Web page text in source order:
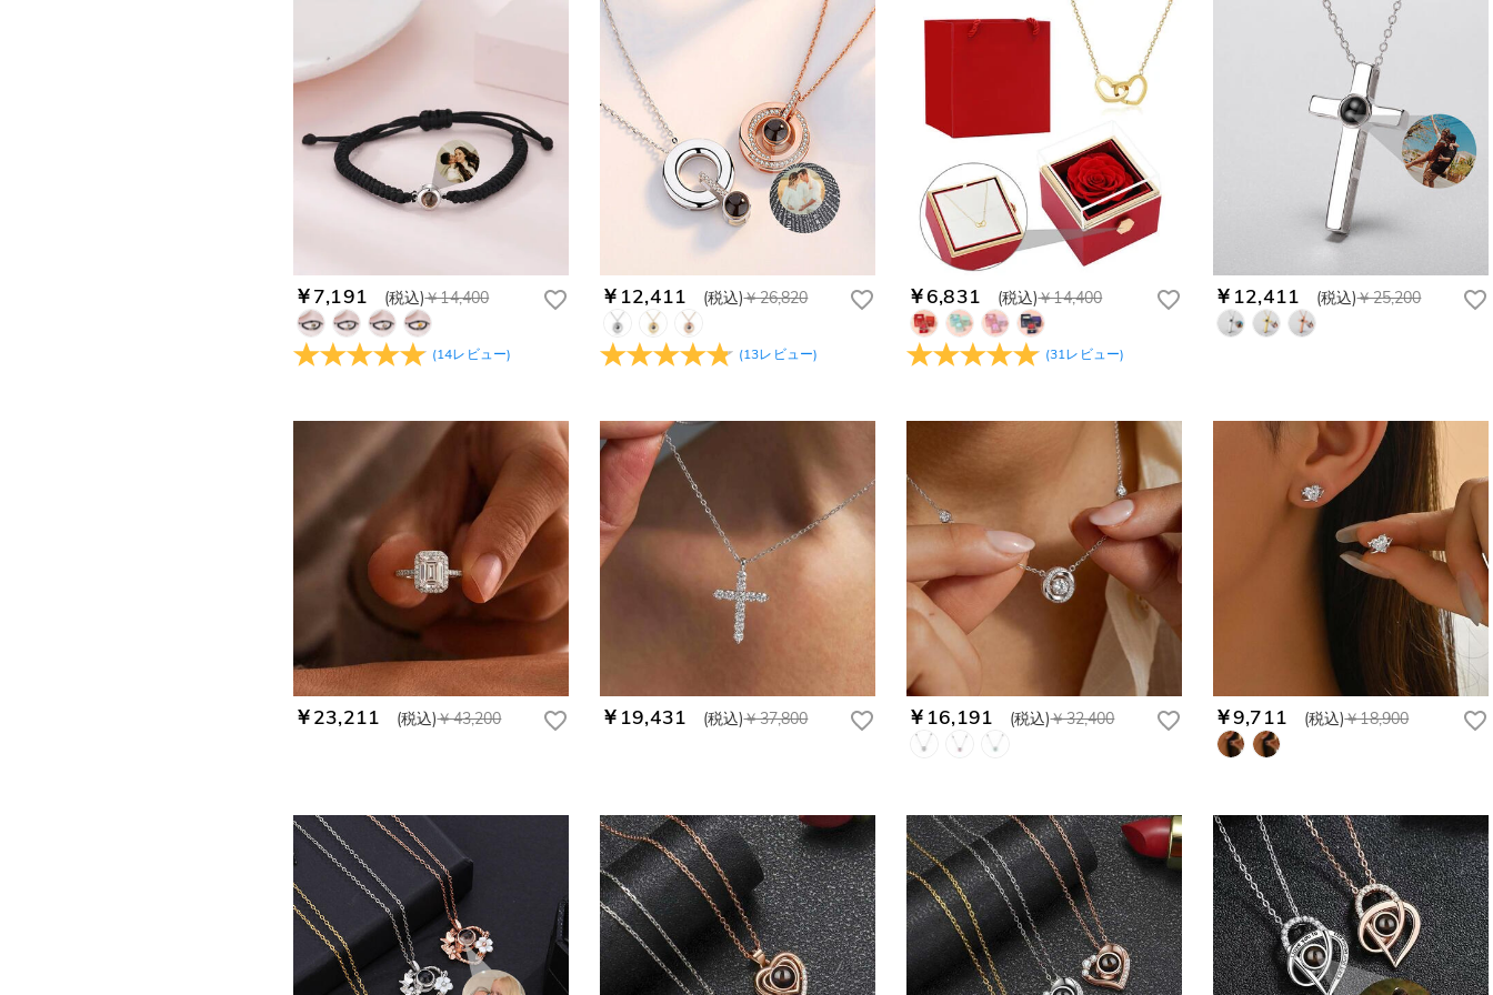
￥7,191 (税込)￥14,400
(14レビュー)
￥12,411 (税込)￥26,820
(13レビュー)
￥6,831 (税込)￥14,400
(31レビュー)
￥12,411 (税込)￥25,200
￥23,211 (税込)￥43,200 ￥19,431 (税込)￥37,800 ￥16,191 (税込)￥32,400 ￥9,711 (税込)￥18,900